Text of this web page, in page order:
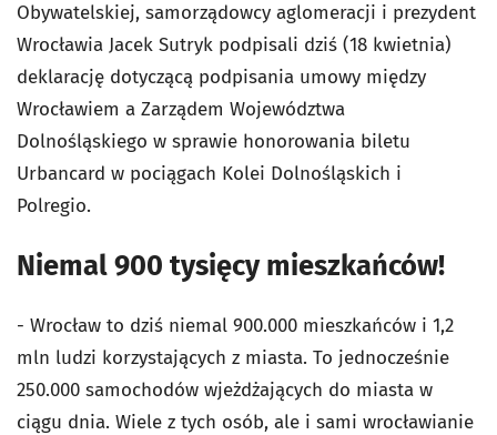
Obywatelskiej, samorządowcy aglomeracji i prezydent
Wrocławia Jacek Sutryk podpisali dziś (18 kwietnia)
deklarację dotyczącą podpisania umowy między
Wrocławiem a Zarządem Województwa
Dolnośląskiego w sprawie honorowania biletu
Urbancard w pociągach Kolei Dolnośląskich i
Polregio.
Niemal 900 tysięcy mieszkańców!
- Wrocław to dziś niemal 900.000 mieszkańców i 1,2
mln ludzi korzystających z miasta. To jednocześnie
250.000 samochodów wjeżdżających do miasta w
ciągu dnia. Wiele z tych osób, ale i sami wrocławianie